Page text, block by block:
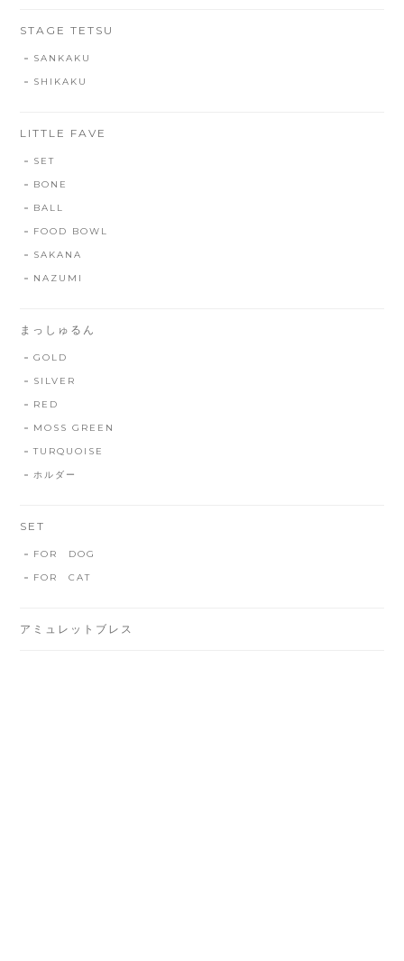
STAGE TETSU
SANKAKU
SHIKAKU
LITTLE FAVE
SET
BONE
BALL
FOOD BOWL
SAKANA
NAZUMI
まっしゅるん
GOLD
SILVER
RED
MOSS GREEN
TURQUOISE
ホルダー
SET
FOR DOG
FOR CAT
アミュレットブレス